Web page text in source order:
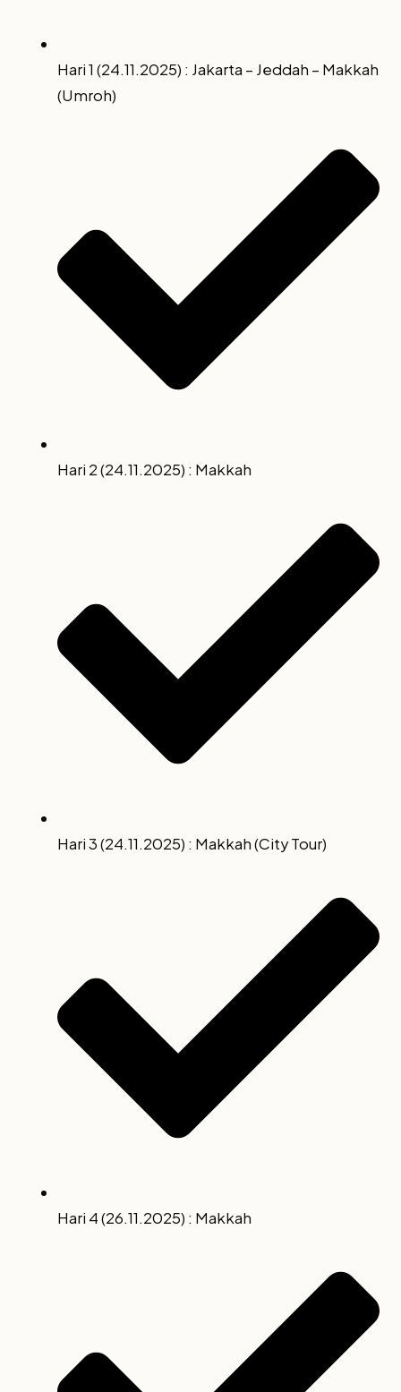
Hari 1 (24.11.2025) : Jakarta – Jeddah – Makkah
(Umroh)
Hari 2 (24.11.2025) : Makkah
Hari 3 (24.11.2025) : Makkah (City Tour)
Hari 4 (26.11.2025) : Makkah